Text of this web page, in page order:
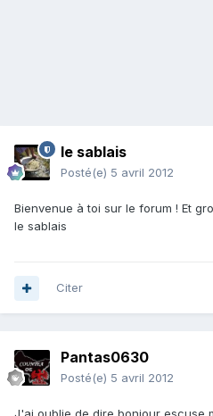
le sablais
Posté(e) 5 avril 2012
Bienvenue à toi sur le forum ! Et
le sablais
Citer
Pantas0630
Posté(e) 5 avril 2012